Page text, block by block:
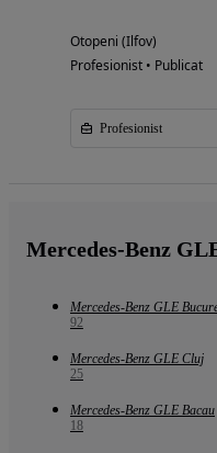
Otopeni (Ilfov)
Profesionist • Publicat
Profesionist
Mercedes-Benz
Mercedes-Benz GLE
92
Mercedes-Benz GLE Cluj
25
Mercedes-Benz GLE Bacau
18